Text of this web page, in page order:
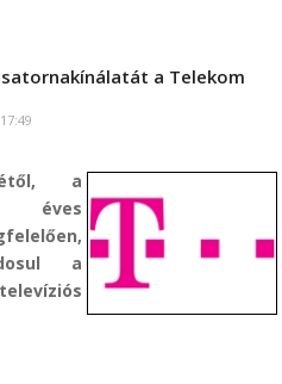
a Telekom
a
a